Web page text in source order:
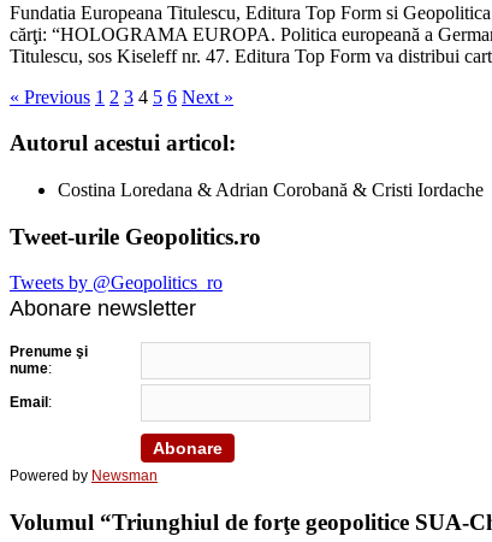
Fundatia Europeana Titulescu, Editura Top Form si
cărţi: “HOLOGRAMA EUROPA. Politica europeană a
Titulescu, sos Kiseleff nr. 47. Editura Top Form va distribui
« Previous 1 2 3 4 5 6 Next »
Autorul acestui articol:
Costina Loredana & Adrian Corobană & Cristi Iordache
Tweet-urile Geopolitics.ro
Tweets by @Geopolitics_ro
Abonare newsletter
Prenume şi
nume:
Email :
Powered by Newsman
Volumul “Triunghiul de forţe geopolitice SUA-